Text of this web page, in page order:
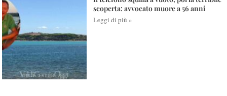
scoperta: avvocato muore a 56 anni
Leggi di più »